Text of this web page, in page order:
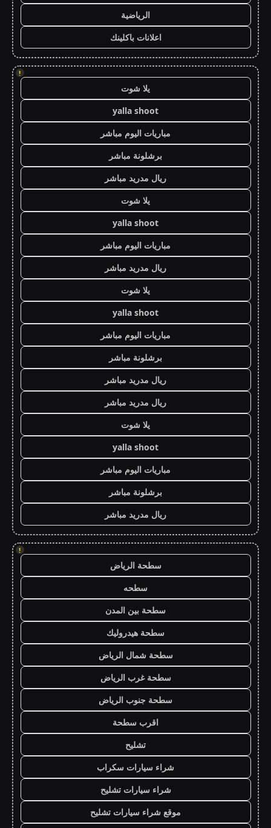
الرياضية
اعلانات باكلينك
!
يلا شوت
yalla shoot
مباريات اليوم مباشر
برشلونة مباشر
ريال مدريد مباشر
يلا شوت
yalla shoot
مباريات اليوم مباشر
ريال مدريد مباشر
يلا شوت
yalla shoot
مباريات اليوم مباشر
برشلونة مباشر
ريال مدريد مباشر
ريال مدريد مباشر
يلا شوت
yalla shoot
مباريات اليوم مباشر
برشلونة مباشر
ريال مدريد مباشر
!
سطحة الرياض
سطحه
سطحة بين المدن
سطحة هيدروليك
سطحة شمال الرياض
سطحة غرب الرياض
سطحة جنوب الرياض
اقرب سطحة
تشليح
شراء سيارات سكراب
شراء سيارات تشليح
موقع شراء سيارات تشليح